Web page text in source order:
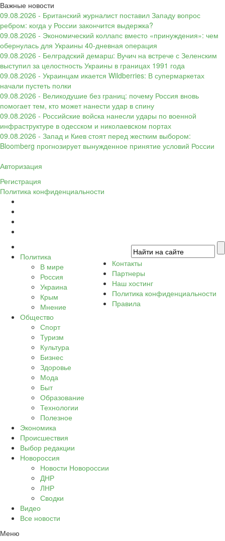
Важные новости
09.08.2026 - Британский журналист поставил Западу вопрос
ребром: когда у России закончится выдержка?
09.08.2026 - Экономический коллапс вместо «принуждения»: чем
обернулась для Украины 40-дневная операция
09.08.2026 - Белградский демарш: Вучич на встрече с Зеленским
выступил за целостность Украины в границах 1991 года
09.08.2026 - Украинцам икается Wildberries: В супермаркетах
начали пустеть полки
09.08.2026 - Великодушие без границ: почему Россия вновь
помогает тем, кто может нанести удар в спину
09.08.2026 - Российские войска нанесли удары по военной
инфраструктуре в одесском и николаевском портах
09.08.2026 - Запад и Киев стоят перед жестким выбором:
Bloomberg прогнозирует вынужденное принятие условий России
Авторизация
Регистрация
Политика конфиденциальности
Политика
В мире
Россия
Украина
Крым
Мнение
Общество
Спорт
Туризм
Культура
Бизнес
Здоровье
Мода
Быт
Образование
Технологии
Полезное
Экономика
Происшествия
Выбор редакции
Новороссия
Новости Новороссии
ДНР
ЛНР
Сводки
Видео
Все новости
Меню
Контакты
Партнеры
Наш хостинг
Политика конфиденциальности
Правила